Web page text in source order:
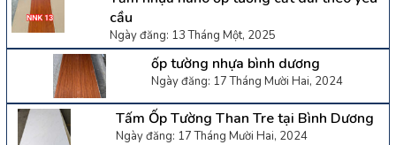
cầu
Ngày đăng: 13 Tháng Một, 2025
ốp tường nhựa bình dương
Ngày đăng: 17 Tháng Mười Hai, 2024
Tấm Ốp Tường Than Tre tại Bình Dương
Ngày đăng: 17 Tháng Mười Hai, 2024